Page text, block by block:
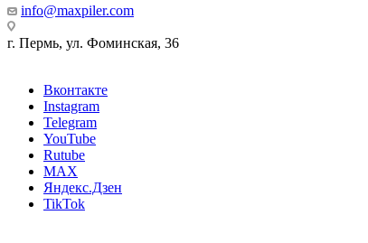
info@maxpiler.com
г. Пермь, ул. Фоминская, 36
Вконтакте
Instagram
Telegram
YouTube
Rutube
MAX
Яндекс.Дзен
TikTok